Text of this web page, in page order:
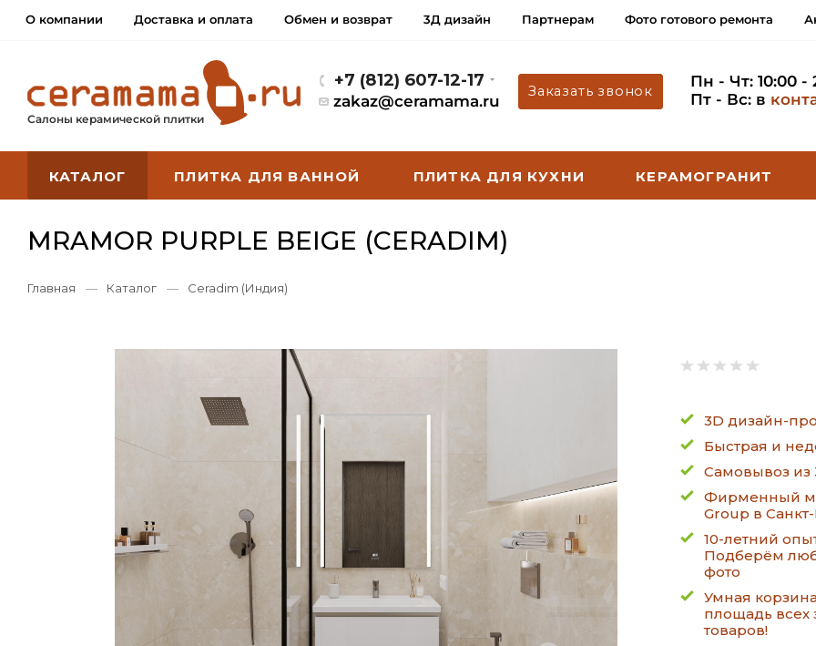
О компании Доставка и оплата Обмен и возврат 3Д дизайн Партнерам Фото готового ремонта
Салоны керамической плитки
+7 (812) 607-12-17
zakaz@ceramama.ru
Заказать звонок
Пн - Чт: 10:00 -
Пт - Вс: в
КАТАЛОГ ПЛИТКА ДЛЯ ВАННОЙ ПЛИТКА ДЛЯ КУХНИ КЕРАМОГРАНИТ
MRAMOR PURPLE BEIGE (CERADIM)
Главная — Каталог — Ceradim (Индия)
3D дизайн-
Быстрая и
Самовывоз из
Фирменный
Group в
10-летний
Подберём
фото
Умная
площадь всех
товаров!